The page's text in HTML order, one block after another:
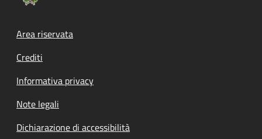
Footer menu
Area riservata
Crediti
Informativa privacy
Note legali
Dichiarazione di accessibilità